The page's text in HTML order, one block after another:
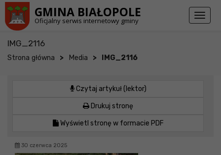
GMINA BIAŁOPOLE
Oficjalny serwis internetowy gminy
Toggle
IMG_2116
Strona główna > Media > IMG_2116
Czytaj artykuł (lektor)
Drukuj stronę
Wyświetl stronę w formacie PDF
30 czerwca 2025